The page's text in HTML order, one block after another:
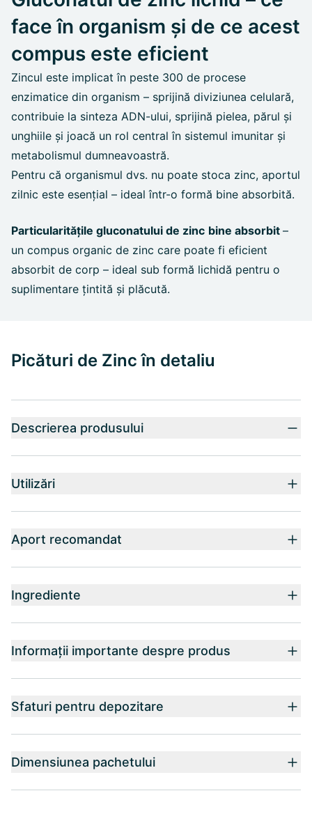
face în organism și de ce acest
compus este eficient
Zincul este implicat în peste 300 de procese
enzimatice din organism – sprijină diviziunea celulară,
contribuie la sinteza ADN-ului, sprijină pielea, părul și
unghiile și joacă un rol central în sistemul imunitar și
metabolismul dumneavoastră.
Pentru că organismul dvs. nu poate stoca zinc, aportul
zilnic este esențial – ideal într-o formă bine absorbită.
Particularitățile gluconatului de zinc bine absorbit –
un compus organic de zinc care poate fi eficient
absorbit de corp – ideal sub formă lichidă pentru o
suplimentare țintită și plăcută.
Picături de Zinc în detaliu
Descrierea produsului
Utilizări
Aport recomandat
Ingrediente
Informații importante despre produs
Sfaturi pentru depozitare
Dimensiunea pachetului